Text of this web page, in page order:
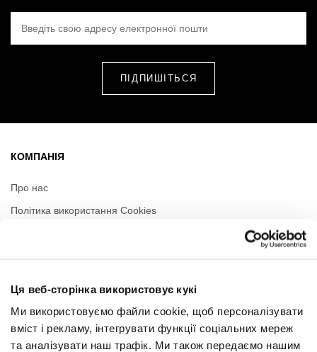
Ця веб-сторінка використовує кукі
Ми використовуємо файли cookie, щоб персоналізувати
вміст і рекламу, інтегрувати функції соціальних мереж
та аналізувати наш трафік. Ми також передаємо нашим
КОМПАНІЯ
Про нас
Політика використання Cookies
Понеділок
09:00 - 21:00
Вівторок
09:00 - 21:00